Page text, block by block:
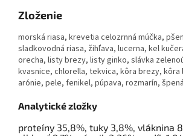
Zloženie
morská riasa, krevetia celozrnná múčka,
sladkovodná riasa, žihľava, lucerna, kel
orecha, listy brezy, listy ginko, slávka
kvasnice, chlorella, tekvica, kôra brezy, kôra
arónie, pele, fenikel, púpava, rozmarín,
Analytické zložky
proteíny 35,8%, tuky 3,8%, vláknina